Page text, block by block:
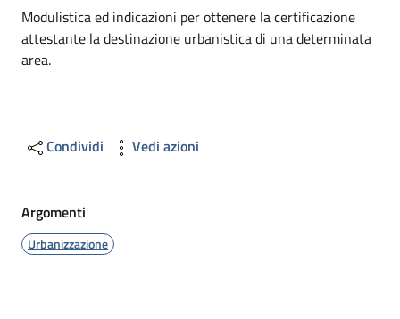
Dettagli
Modulistica ed indicazioni per ottenere la certificazione
attestante la destinazione urbanistica di una determinata
area.
Condividi Vedi azioni
Argomenti
Urbanizzazione